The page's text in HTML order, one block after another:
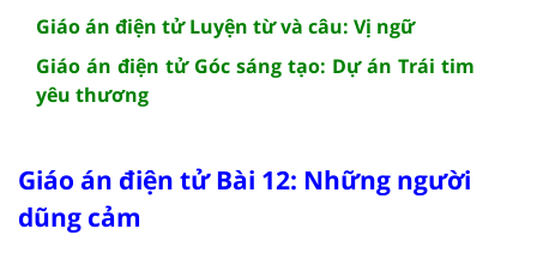
Giáo án điện tử Luyện từ và câu: Vị ngữ
Giáo án điện tử Góc sáng tạo: Dự án Trái tim
yêu thương
Giáo án điện tử Bài 12: Những người
dũng cảm